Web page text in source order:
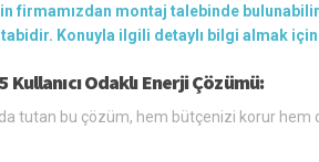
firmamızdan montaj talebinde
tabidir. Konuyla ilgili detaylı bilgi almak
Odaklı Enerji Çözümü:
tutan bu çözüm, hem bütçenizi korur